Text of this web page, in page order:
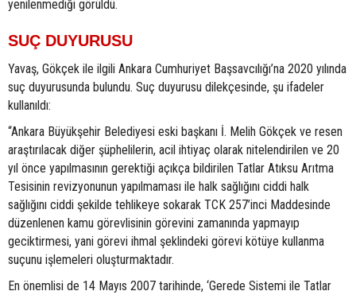
yenilenmediği görüldü.
SUÇ DUYURUSU
Yavaş, Gökçek ile ilgili Ankara Cumhuriyet Başsavcılığı’na 2020 yılında
suç duyurusunda bulundu. Suç duyurusu dilekçesinde, şu ifadeler
kullanıldı:
“Ankara Büyükşehir Belediyesi eski başkanı İ. Melih Gökçek ve resen
araştırılacak diğer şüphelilerin, acil ihtiyaç olarak nitelendirilen ve 20
yıl önce yapılmasının gerektiği açıkça bildirilen Tatlar Atıksu Arıtma
Tesisinin revizyonunun yapılmaması ile halk sağlığını ciddi halk
sağlığını ciddi şekilde tehlikeye sokarak TCK 257’inci Maddesinde
düzenlenen kamu görevlisinin görevini zamanında yapmayıp
geciktirmesi, yani görevi ihmal şeklindeki görevi kötüye kullanma
suçunu işlemeleri oluşturmaktadır.
En önemlisi de 14 Mayıs 2007 tarihinde, ‘Gerede Sistemi ile Tatlar